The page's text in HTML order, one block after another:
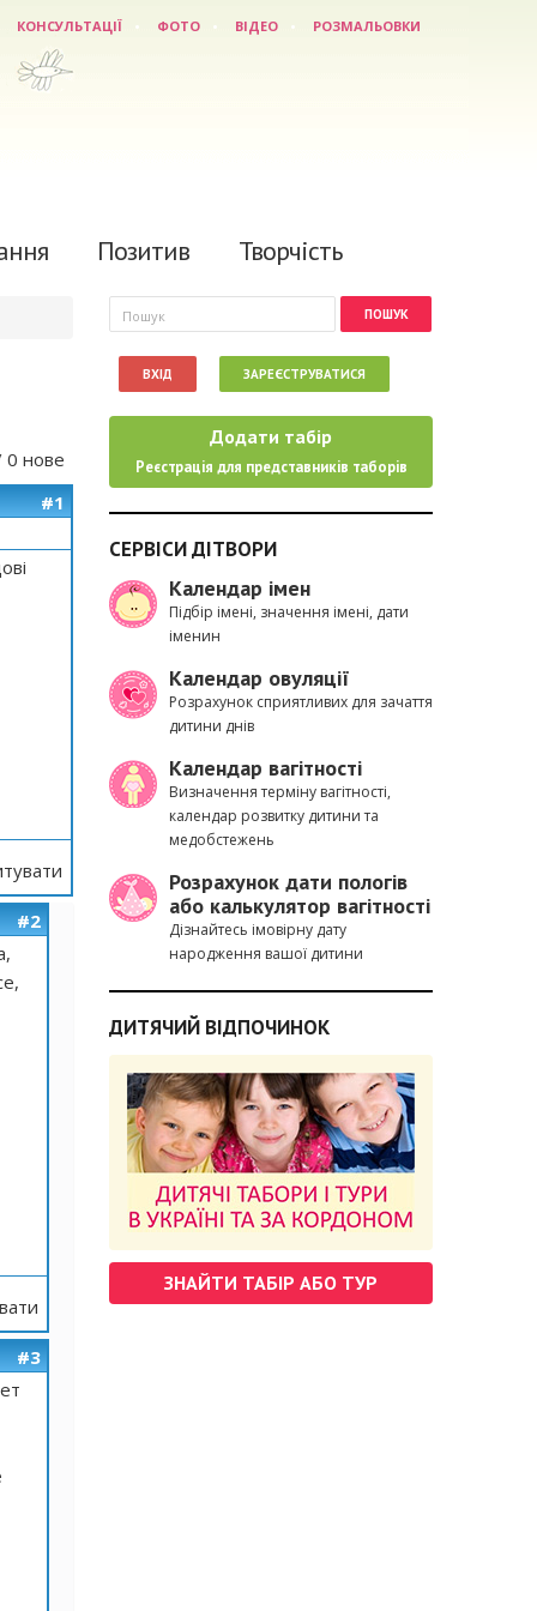
КОНСУЛЬТАЦІЇ ФОТО ВІДЕО РОЗМАЛЬОВКИ
Позитив Творчість
0 нове
#1
#2
#3
Пошукова форма
Пошук
ВХІД ЗАРЕЄСТРУВАТИСЯ
Додати табір
Реєстрація для представників таборів
СЕРВІСИ ДІТВОРИ
Календар імен
Підбір імені, значення імені, дати
іменин
Календар овуляції
Розрахунок сприятливих для зачаття
дитини днів
Календар вагітності
Визначення терміну вагітності,
календар розвитку дитини та
медобстежень
Розрахунок дати пологів
або калькулятор вагітності
Дізнайтесь імовірну дату
народження вашої дитини
ДИТЯЧИЙ ВІДПОЧИНОК
ЗНАЙТИ ТАБІР АБО ТУР